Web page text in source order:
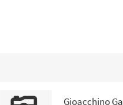
Gioacchino